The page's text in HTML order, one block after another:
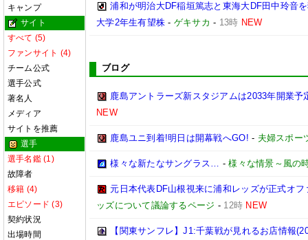
キャンプ
サイト
すべて (5)
ファンサイト (4)
チーム公式
選手公式
著名人
メディア
サイトを推薦
選手
選手名鑑 (1)
故障者
移籍 (4)
エピソード (3)
契約状況
出場時間
浦和が明治大DF稲垣篤志と東海大DF田中玲音
大学2年生有望株 - ゲキサカ - 13時 NEW
ブログ
鹿島アントラーズ新スタジアムは2033年開業予
NEW
鹿島ユニ到着!明日は開幕戦へGO! - 夫婦スポー
様々な新たなサングラス… -様々な情景～風の
元日本代表DF山根視来に浦和レッズが正式オ
ッズについて議論するページ - 12時 NEW
【関東サンフレ】J1:千葉戦が見れるお店情報